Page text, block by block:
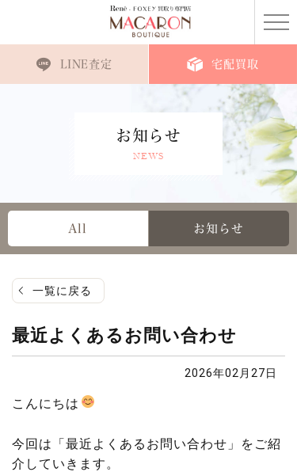
LINE査定 宅配買取
NEWS
お知らせ
All お知らせ
一覧に戻る
最近よくあるお問い合わせ
2026年02月27日
こんにちは
今回は「最近よくあるお問い合わせ」をご紹
介していきます。